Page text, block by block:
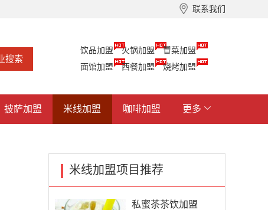
联系我们
饮品加盟 火锅加盟
冒菜加盟
面馆加盟
西餐加盟 烧烤加盟
披萨加盟 米线加盟 咖啡加盟 更多
米线加盟项目推荐
私蜜茶茶饮加盟